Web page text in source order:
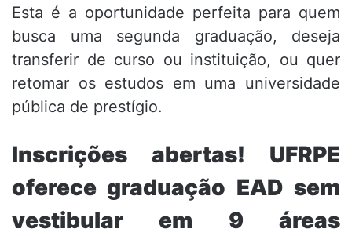
Esta é a oportunidade perfeita para quem
busca uma segunda graduação, deseja
transferir de curso ou instituição, ou quer
retomar os estudos em uma universidade
pública de prestígio.
Inscrições abertas! UFRPE
oferece graduação EAD sem
vestibular em 9 áreas